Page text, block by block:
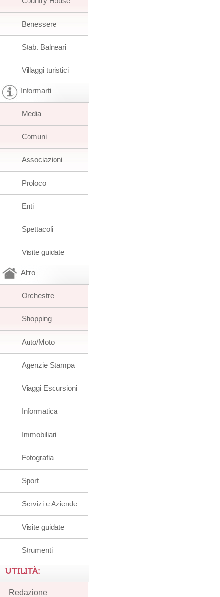
Benessere
Stab. Balneari
Villaggi turistici
Informarti
Media
Comuni
Associazioni
Proloco
Enti
Spettacoli
Visite guidate
Altro
Orchestre
Shopping
Auto/Moto
Agenzie Stampa
Viaggi Escursioni
Informatica
Immobiliari
Fotografia
Sport
Servizi e Aziende
Visite guidate
Strumenti
UTILITÀ:
Redazione